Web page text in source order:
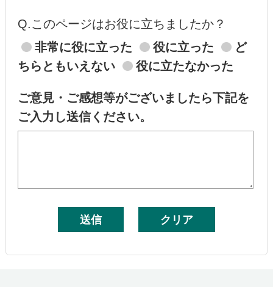
Q.このページはお役に立ちましたか？
非常に役に立った
役に立った
ど
ちらともいえない
役に立たなかった
ご意見・ご感想等がございましたら下記を
ご入力し送信ください。